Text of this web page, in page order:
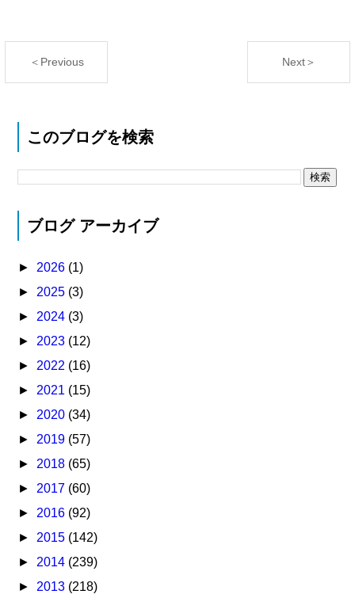
＜Previous Next＞
このブログを検索
ブログ アーカイブ
► 2026 (1)
► 2025 (3)
► 2024 (3)
► 2023 (12)
► 2022 (16)
► 2021 (15)
► 2020 (34)
► 2019 (57)
► 2018 (65)
► 2017 (60)
► 2016 (92)
► 2015 (142)
► 2014 (239)
► 2013 (218)